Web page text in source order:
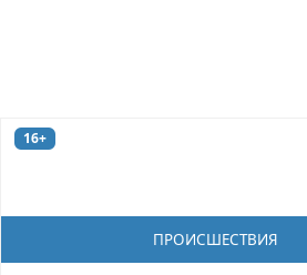
16+
ПРОИСШЕСТВИЯ